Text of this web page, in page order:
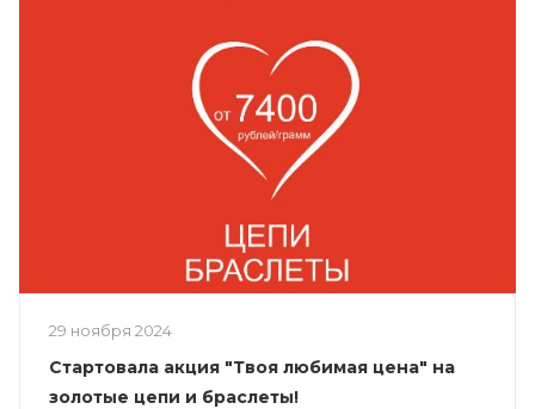
29 ноября 2024
Стартовала акция "Твоя любимая цена" на
золотые цепи и браслеты!